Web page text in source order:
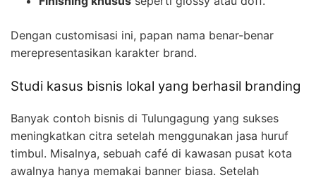
Dengan customisasi ini, papan nama benar-benar
merepresentasikan karakter brand.
Studi kasus bisnis lokal yang berhasil branding
Banyak contoh bisnis di Tulungagung yang sukses
meningkatkan citra setelah menggunakan jasa huruf
timbul. Misalnya, sebuah café di kawasan pusat kota
awalnya hanya memakai banner biasa. Setelah